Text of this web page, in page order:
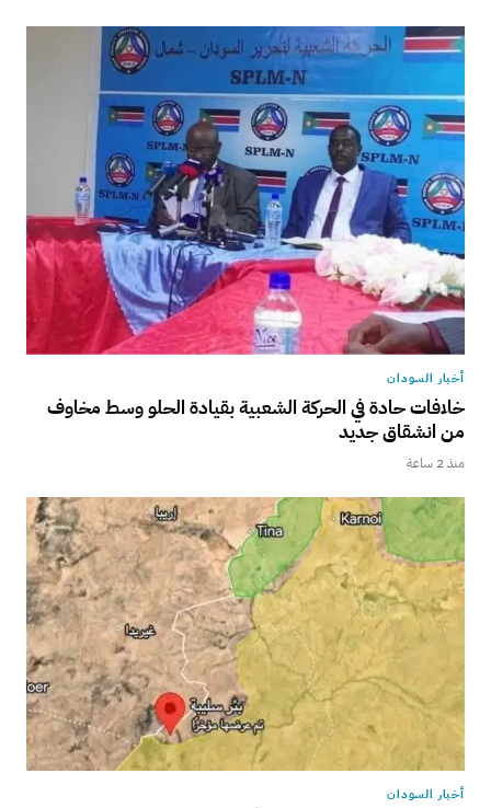
أخبار السودان
خلافات حادة في الحركة الشعبية بقيادة الحلو وسط مخاوف
من انشقاق جديد
منذ 2 ساعة
أخبار السودان